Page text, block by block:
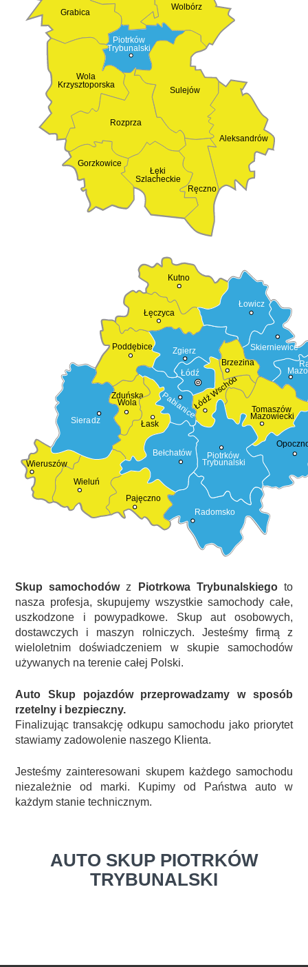
Piotrków
Trybunalski
Wolbórz
Grabica
Wola
Krzysztoporska
Rozprza
Sulejów
Aleksandrów
Ręczno
Łęki
Szlacheckie
Gorzkowice
Radomsko
Pajęczno
Wieluń
Wieruszów
Sieradz
Zduńska
Wola
Łask
PabianiceŁódź Wschód
Poddębice Zgierz
Łęczyca
Kutno
Łowicz
Skierniewice
Brzezina
Tomaszów
Mazowiecki
Piotrków
Trybunalski
Bełchatów
Łódź
Skup samochodówz Piotrkowa Trybunalskiegoto
nasza profesja, skupujemy wszystkie samochody całe,
uszkodzone i powypadkowe. Skup aut osobowych,
dostawczych i maszyn rolniczych. Jesteśmy firmą z
wieloletnim doświadczeniem w skupie samochodów
używanych na terenie całej Polski.
Auto Skup pojazdów przeprowadzamy w sposób
rzetelny i bezpieczny.
Finalizując transakcję odkupu samochodu jako priorytet
stawiamy zadowolenie naszego Klienta.
Jesteśmy zainteresowani skupem każdego samochodu
niezależnie od marki. Kupimy od Państwa auto w
każdym stanie technicznym.
AUTO SKUP PIOTRKÓW
TRYBUNALSKI